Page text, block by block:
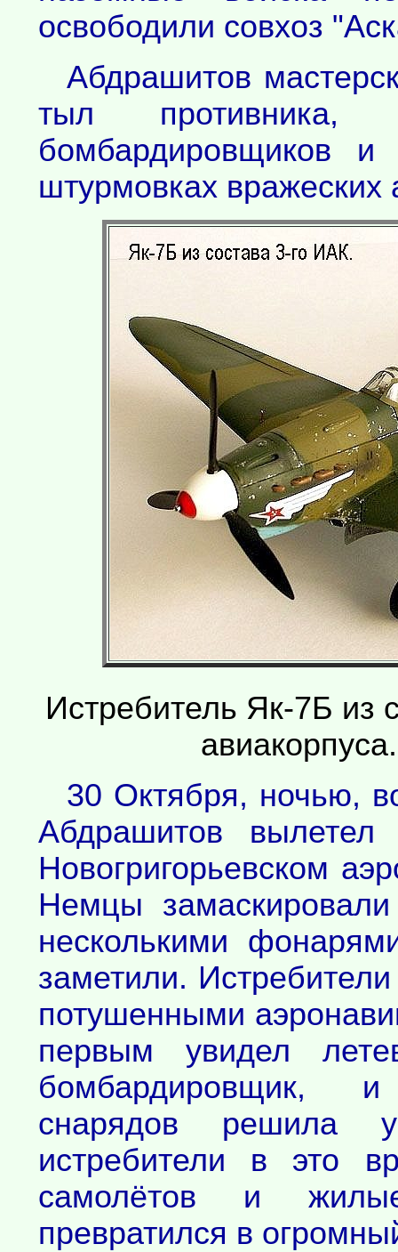
освободили совхоз
Абдрашитов
тыл противника,
бомбардировщиков и
штурмовках вражеских
Истребитель Як-7Б из
30 Октября, ночью,
Абдрашитов
Новогригорьевском
Немцы
несколькими
заметили.
потушенными
первым увидел
бомбардировщик,
снарядов решила
истребители в это
самолётов и
превратился в